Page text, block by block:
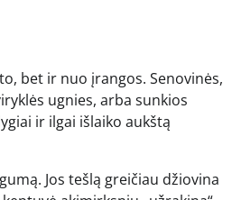
bet ir nuo įrangos. Senovinės,
ugnies, arba sunkios
ir ilgai išlaiko aukštą
Jos tešlą greičiau džiovina